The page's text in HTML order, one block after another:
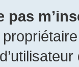
pas